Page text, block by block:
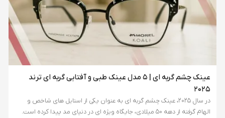
عینک چشم گربه ای | 5 مدل عینک طبی و آفتابی گربه ای ترند
2025
در سال ۲۰۲۵، عینک چشم گربه ای به عنوان یکی از استایل های شاخص و
الهام گرفته از دهه ۵۰ میلادی، جایگاه ویژه ای در دنیای مد پیدا کرده است.